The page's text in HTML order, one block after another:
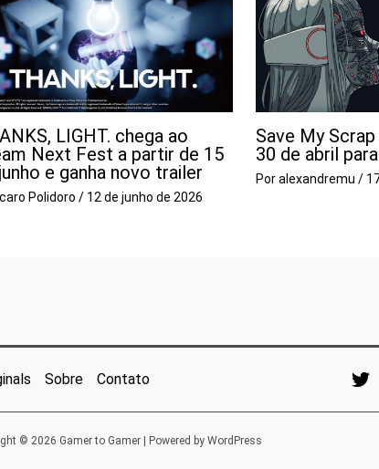
LIGHT. chega ao
Next Fest a partir de 15
e ganha novo trailer
Icaro Polidoro / 12 de junho de 2026
Save My
30 de abril
Poralexandremu/
Sobre Contato
© 2026 Gamer to Gamer | Powered by WordPress